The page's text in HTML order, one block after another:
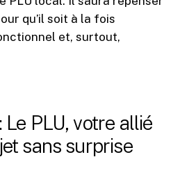
qu’il soit à la fois
et, surtout,
Le PLU, votre allié
sans surprise